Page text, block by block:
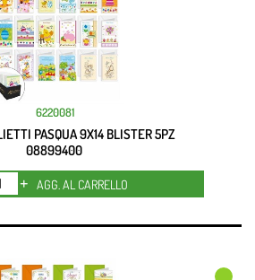
6220081
PASQUA 9X14 BLISTER 5PZ
08899400
Quantità
AGG. AL CARRELLO